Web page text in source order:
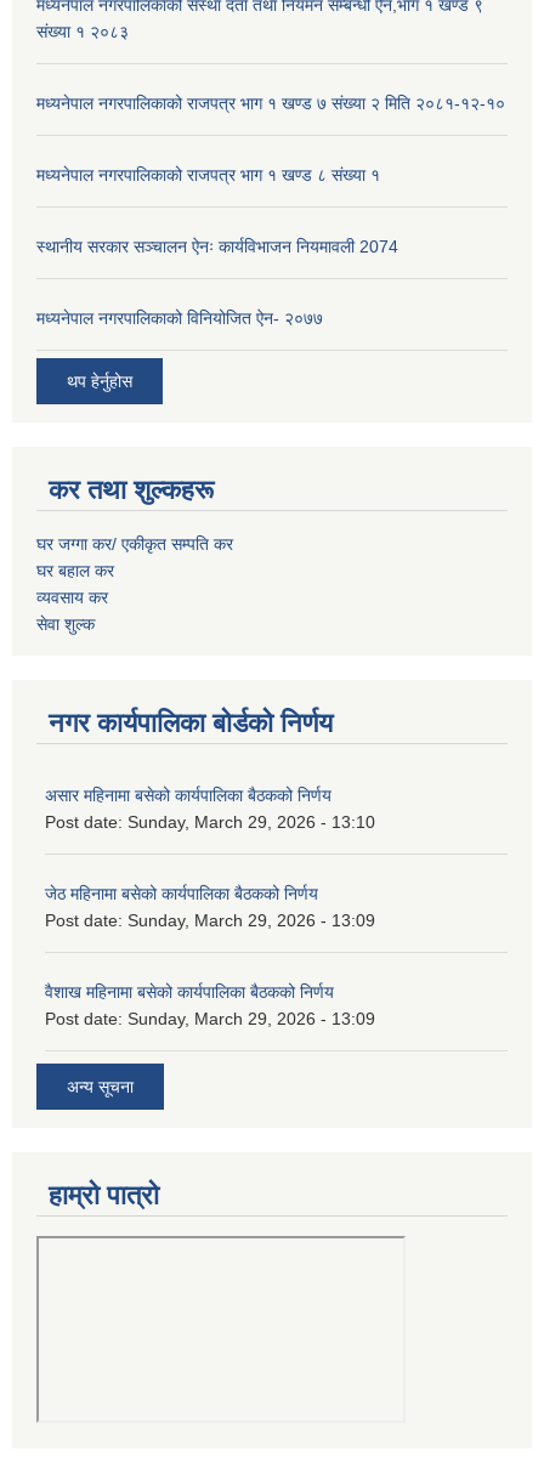
मध्यनेपाल नगरपालिकाको संस्था दर्ता तथा नियमन सम्बन्धी ऐन,भाग १ खण्ड ९
संख्या १ २०८३
मध्यनेपाल नगरपालिकाको राजपत्र भाग १ खण्ड ७ संख्या २ मिति २०८१-१२-१०
मध्यनेपाल नगरपालिकाको राजपत्र भाग १ खण्ड ८ संख्या १
स्थानीय सरकार सञ्चालन ऐनः कार्यविभाजन नियमावली 2074
मध्यनेपाल नगरपालिकाको विनियोजित ऐन- २०७७
थप हेर्नुहोस
कर तथा शुल्कहरू
घर जग्गा कर/ एकीकृत सम्पति कर
घर बहाल कर
व्यवसाय कर
सेवा शुल्क
नगर कार्यपालिका बोर्डको निर्णय
असार महिनामा बसेको कार्यपालिका बैठकको निर्णय
Post date: Sunday, March 29, 2026 - 13:10
जेठ महिनामा बसेको कार्यपालिका बैठकको निर्णय
Post date: Sunday, March 29, 2026 - 13:09
वैशाख महिनामा बसेको कार्यपालिका बैठकको निर्णय
Post date: Sunday, March 29, 2026 - 13:09
अन्य सूचना
हाम्रो पात्रो